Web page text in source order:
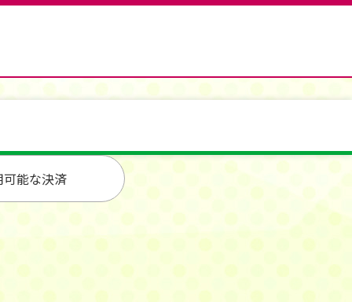
能な決済